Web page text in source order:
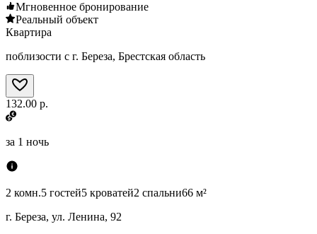
Мгновенное бронирование
Реальный объект
Квартира
поблизости с г. Береза, Брестская область
132.00 р.
за 1 ночь
2 комн.5 гостей5 кроватей2 спальни66 м²
г. Береза, ул. Ленина, 92